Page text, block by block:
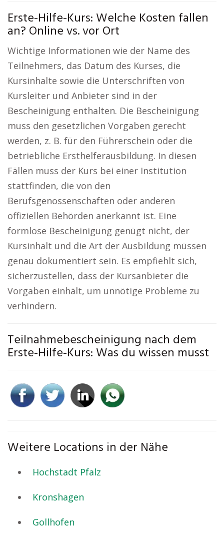
Erste-Hilfe-Kurs: Welche Kosten fallen
an? Online vs. vor Ort
Wichtige Informationen wie der Name des
Teilnehmers, das Datum des Kurses, die
Kursinhalte sowie die Unterschriften von
Kursleiter und Anbieter sind in der
Bescheinigung enthalten. Die Bescheinigung
muss den gesetzlichen Vorgaben gerecht
werden, z. B. für den Führerschein oder die
betriebliche Ersthelferausbildung. In diesen
Fällen muss der Kurs bei einer Institution
stattfinden, die von den
Berufsgenossenschaften oder anderen
offiziellen Behörden anerkannt ist. Eine
formlose Bescheinigung genügt nicht, der
Kursinhalt und die Art der Ausbildung müssen
genau dokumentiert sein. Es empfiehlt sich,
sicherzustellen, dass der Kursanbieter die
Vorgaben einhält, um unnötige Probleme zu
verhindern.
Teilnahmebescheinigung nach dem
Erste-Hilfe-Kurs: Was du wissen musst
Weitere Locations in der Nähe
Hochstadt Pfalz
Kronshagen
Gollhofen